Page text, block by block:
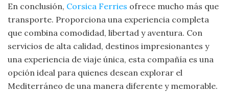
En conclusión, Corsica Ferries ofrece mucho más que
transporte. Proporciona una experiencia completa
que combina comodidad, libertad y aventura. Con
servicios de alta calidad, destinos impresionantes y
una experiencia de viaje única, esta compañía es una
opción ideal para quienes desean explorar el
Mediterráneo de una manera diferente y memorable.